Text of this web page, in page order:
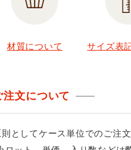
材質について サイズ表
注文について
則としてケース単位でのご注